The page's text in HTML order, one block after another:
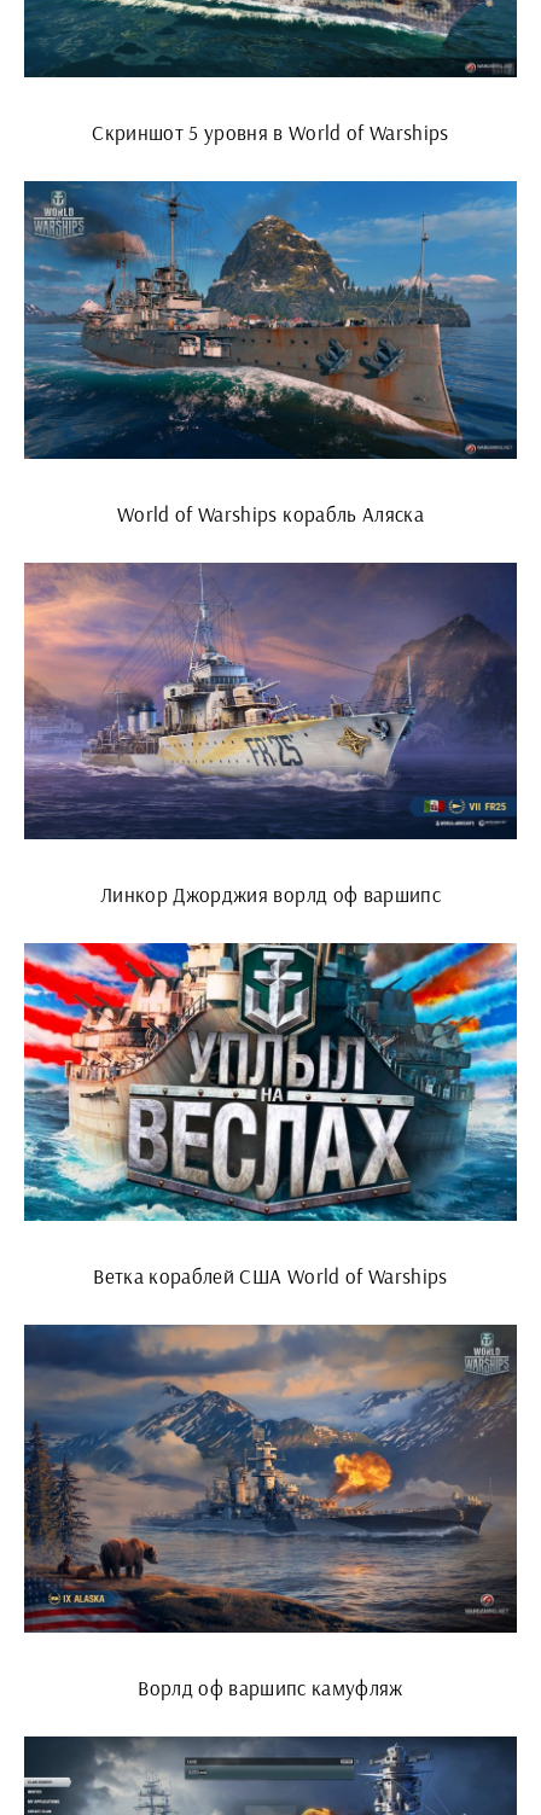
Скриншот 5 уровня в World of Warships
World of Warships корабль Аляска
Линкор Джорджия ворлд оф варшипс
Ветка кораблей США World of Warships
Ворлд оф варшипс камуфляж